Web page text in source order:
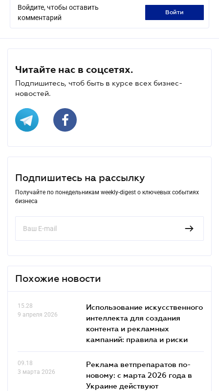
Войдите, чтобы оставить
комментарий
войти
Читайте нас в соцсетях.
Подпишитесь, чтоб быть в курсе всех бизнес-
новостей.
Подпишитесь на рассылку
Получайте по понедельникам weekly-digest о ключевых событиях
бизнеса
Похожие новости
15.28
9 апреля 2026
Использование искусственного
интеллекта для создания
контента и рекламных
кампаний: правила и риски
09.18
3 марта 2026
Реклама ветпрепаратов по-
новому: с марта 2026 года в
Украине действуют